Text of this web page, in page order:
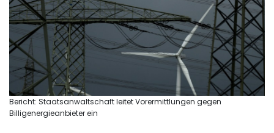
Bericht: Staatsanwaltschaft leitet Vorermittlungen gegen
Billigenergieanbieter ein